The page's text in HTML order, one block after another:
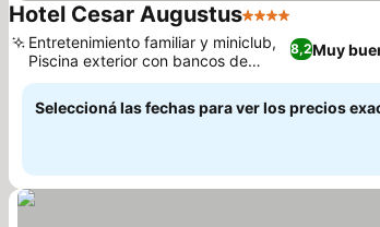
Hotel Cesar Augustus4 Estrellas
8,2Muy
Entretenimiento familiar y miniclub,
Piscina exterior con bancos de
hidromasaje
Seleccioná las fechas para ver los precios